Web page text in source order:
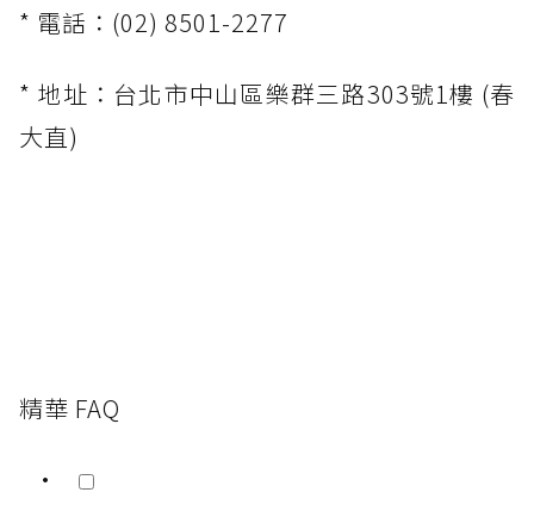
* 電話：(02) 8501-2277
* 地址：台北市中山區樂群三路303號1樓 (春
大直)
精華 FAQ